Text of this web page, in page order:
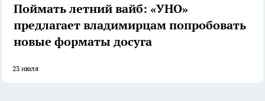
Поймать летний вайб: «УНО»
предлагает владимирцам попробовать
новые форматы досуга
23 июля